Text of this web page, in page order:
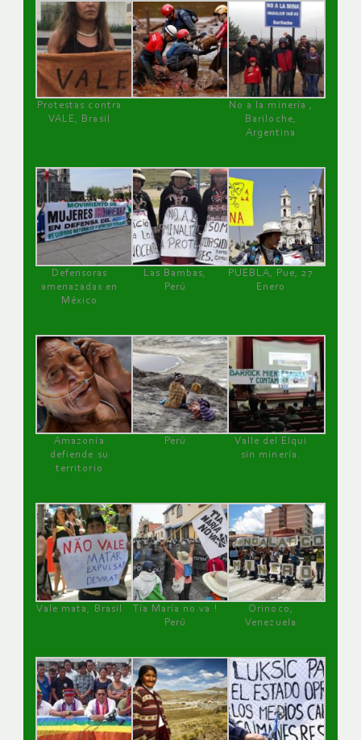
Protestas contra
VALE, Brasil
No a la minería ,
Bariloche,
Argentina
Defensoras
amenazadas en
México
Las Bambas,
Perú
PUEBLA, Pue, 27
Enero
Amazonía
defiende su
territorio
Perú
Valle del Elqui
sin minería.
Vale mata, Brasil
Tía María no va !
Perú
Orinoco,
Venezuela